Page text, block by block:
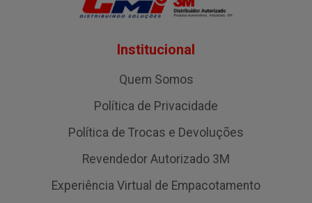
Institucional
Quem Somos
Política de Privacidade
Política de Trocas e Devoluções
Revendedor Autorizado 3M
Experiência Virtual de Empacotamento